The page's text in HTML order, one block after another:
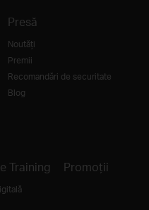
Presă
Noutăţi
Premii
Recomandări de securitate
Blog
Training Promoții